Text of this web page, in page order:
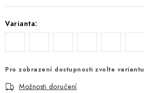
Varianta:
Pro zobrazení dostupnosti zvolte variantu
Možnosti doručení